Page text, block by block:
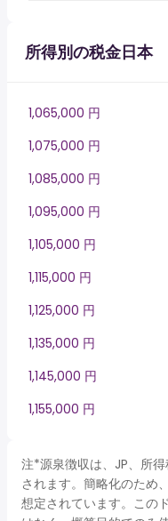
所得別の税金日本
1,065,000 円
1,075,000 円
1,085,000 円
1,095,000 円
1,105,000 円
1,115,000 円
1,125,000 円
1,135,000 円
1,145,000 円
1,155,000 円
注*源泉徴収は、JP、所
されます。簡略化のため
想定されています。この